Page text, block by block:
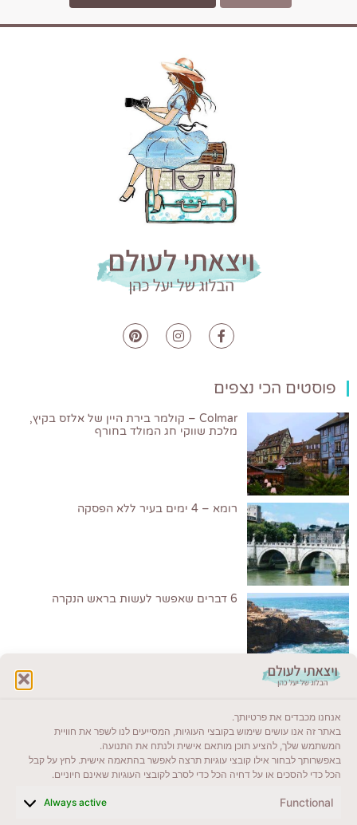
אנחנו מכבדים את פרטיותך.
באתר זה אנו עושים שימוש בקובצי העוגיות, המסייעים לנו לשפר את חוויית
המשתמש שלך, להציע תוכן מותאם אישית ולנתח את התנועה.
באפשרותך לבחור אילו קובצי עוגיות תרצה לאפשר בהתאמה אישית. לחץ על קבל
הכל כדי להסכים או על דחיה הכל כדי לסרב לקובצי העוגיות שאינם חיוניים.
Functional
Always active
פוסטים הכי נצפים
Colmar – קולמר בירת היין של אלזס בקיץ,
מלכת שווקי חג המולד בחורף
רומא – 4 ימים בעיר ללא הפסקה
6 דברים שאפשר לעשות בראש הנקרה
ייעדים מומלצים
מדריכים ועזרים